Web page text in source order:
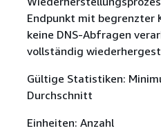
Endpunkt mit begrenzter
keine DNS-Abfragen
vollständig
Gültige Statistiken:
Durchschnitt
Einheiten: Anzahl